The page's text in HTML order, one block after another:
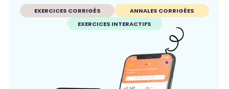
EXERCICES CORRIGÉS
ANNALES CORRIGÉES
EXERCICES INTERACTIFS